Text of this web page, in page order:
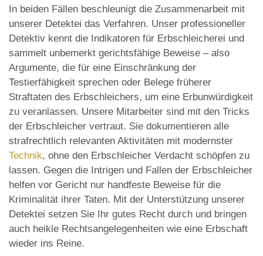
In beiden Fällen beschleunigt die Zusammenarbeit mit
unserer Detektei das Verfahren. Unser professioneller
Detektiv kennt die Indikatoren für Erbschleicherei und
sammelt unbemerkt gerichtsfähige Beweise – also
Argumente, die für eine Einschränkung der
Testierfähigkeit sprechen oder Belege früherer
Straftaten des Erbschleichers, um eine Erbunwürdigkeit
zu veranlassen. Unsere Mitarbeiter sind mit den Tricks
der Erbschleicher vertraut. Sie dokumentieren alle
strafrechtlich relevanten Aktivitäten mit modernster
Technik, ohne den Erbschleicher Verdacht schöpfen zu
lassen. Gegen die Intrigen und Fallen der Erbschleicher
helfen vor Gericht nur handfeste Beweise für die
Kriminalität ihrer Taten. Mit der Unterstützung unserer
Detektei setzen Sie Ihr gutes Recht durch und bringen
auch heikle Rechtsangelegenheiten wie eine Erbschaft
wieder ins Reine.